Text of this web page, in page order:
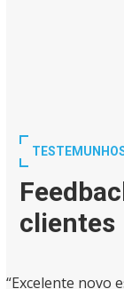
clientes
“Excelente novo